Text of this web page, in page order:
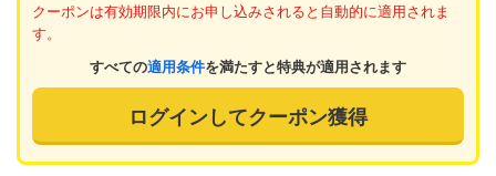
クーポンは有効期限内にお申し込みされると自動的に適用されま
す。
すべての適用条件を満たすと特典が適用されます
ログインしてクーポン獲得